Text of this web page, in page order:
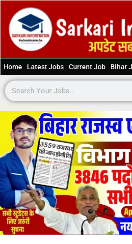
Home Latest Jobs Current Job Bihar